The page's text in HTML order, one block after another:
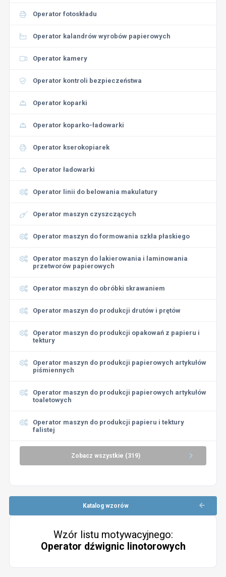
Operator fotoskładu
Operator kalandrów wyrobów papierowych
Operator kamery
Operator kontroli bezpieczeństwa
Operator koparki
Operator koparko-ładowarki
Operator kserokopiarek
Operator ładowarki
Operator linii do belowania makulatury
Operator maszyn czyszczących
Operator maszyn do formowania szkła płaskiego
Operator maszyn do lakierowania i laminowania
przetworów papierowych
Operator maszyn do obróbki skrawaniem
Operator maszyn do produkcji drutów i prętów
Operator maszyn do produkcji opakowań z papieru i
tektury
Operator maszyn do produkcji papierowych artykułów
piśmiennych
Operator maszyn do produkcji papierowych artykułów
toaletowych
Operator maszyn do produkcji papieru i tektury
falistej
Zobacz wszystkie (319)
Katalog wzorów
Wzór listu motywacyjnego:
Operator dźwignic linotorowych